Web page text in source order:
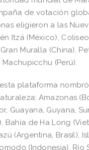
de votación
eligieron a las
Itzá (México),
Muralla (China),
Machupicchu (Perú).
plataforma
Amazonas
Guayana, Guyana,
Bahía de Ha Long
(Argentina, Brasil),
(Indonesia), Río